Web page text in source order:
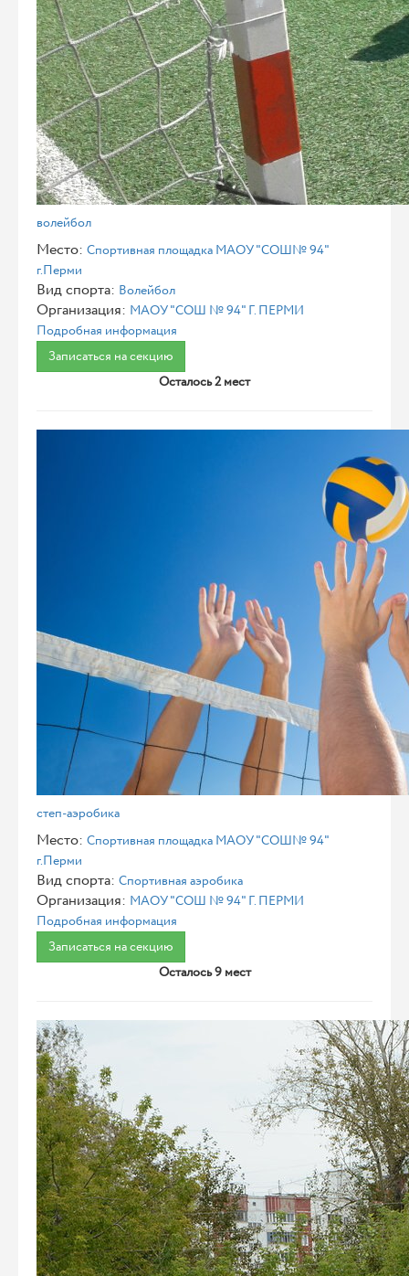
волейбол
Место: Спортивная площадка МАОУ "СОШ№ 94"
г.Перми
Вид спорта: Волейбол
Организация: МАОУ "СОШ № 94" Г. ПЕРМИ
Подробная информация
Записаться на секцию
Осталось 2 мест
степ-аэробика
Место: Спортивная площадка МАОУ "СОШ№ 94"
г.Перми
Вид спорта: Спортивная аэробика
Организация: МАОУ "СОШ № 94" Г. ПЕРМИ
Подробная информация
Записаться на секцию
Осталось 9 мест